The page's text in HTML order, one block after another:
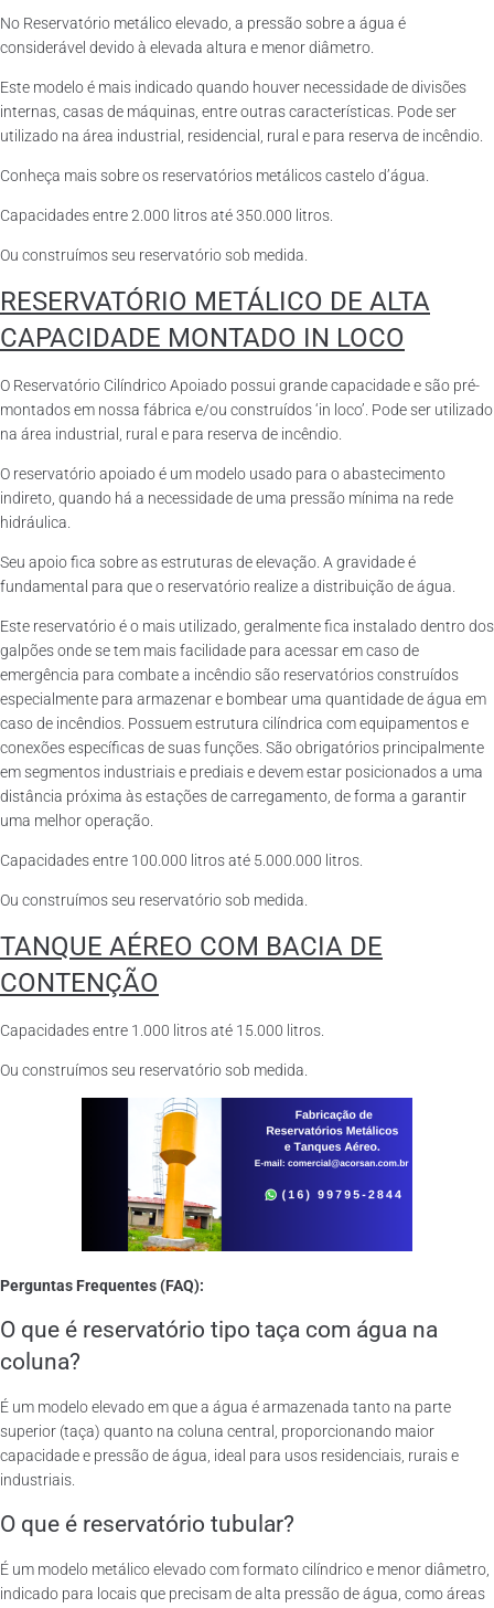
No Reservatório metálico elevado, a pressão sobre a água é
considerável devido à elevada altura e menor diâmetro.
Este modelo é mais indicado quando houver necessidade de divisões
internas, casas de máquinas, entre outras características. Pode ser
utilizado na área industrial, residencial, rural e para reserva de incêndio.
Conheça mais sobre os reservatórios metálicos castelo d’água.
Capacidades entre 2.000 litros até 350.000 litros.
Ou construímos seu reservatório sob medida.
RESERVATÓRIO METÁLICO DE ALTA
CAPACIDADE MONTADO IN LOCO
O Reservatório Cilíndrico Apoiado possui grande capacidade e são pré-
montados em nossa fábrica e/ou construídos ‘in loco’. Pode ser utilizado
na área industrial, rural e para reserva de incêndio.
O reservatório apoiado é um modelo usado para o abastecimento
indireto, quando há a necessidade de uma pressão mínima na rede
hidráulica.
Seu apoio fica sobre as estruturas de elevação. A gravidade é
fundamental para que o reservatório realize a distribuição de água.
Este reservatório é o mais utilizado, geralmente fica instalado dentro dos
galpões onde se tem mais facilidade para acessar em caso de
emergência para combate a incêndio são reservatórios construídos
especialmente para armazenar e bombear uma quantidade de água em
caso de incêndios. Possuem estrutura cilíndrica com equipamentos e
conexões específicas de suas funções. São obrigatórios principalmente
em segmentos industriais e prediais e devem estar posicionados a uma
distância próxima às estações de carregamento, de forma a garantir
uma melhor operação.
Capacidades entre 100.000 litros até 5.000.000 litros.
Ou construímos seu reservatório sob medida.
TANQUE AÉREO COM BACIA DE
CONTENÇÃO
Capacidades entre 1.000 litros até 15.000 litros.
Ou construímos seu reservatório sob medida.
Perguntas Frequentes (FAQ):
O que é reservatório tipo taça com água na
coluna?
É um modelo elevado em que a água é armazenada tanto na parte
superior (taça) quanto na coluna central, proporcionando maior
capacidade e pressão de água, ideal para usos residenciais, rurais e
industriais.
O que é reservatório tubular?
É um modelo metálico elevado com formato cilíndrico e menor diâmetro,
indicado para locais que precisam de alta pressão de água, como áreas